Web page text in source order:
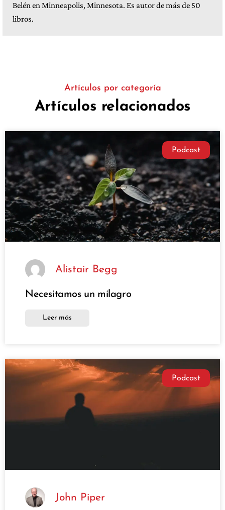
Belén en Minneapolis, Minnesota. Es autor de más de 50
libros.
Artículos por categoría
Artículos relacionados
Podcast
Alistair Begg
Necesitamos un milagro
Leer más
Podcast
John Piper